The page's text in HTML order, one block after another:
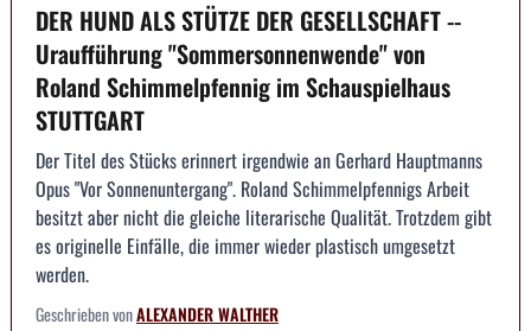
DER HUND ALS STÜTZE DER GESELLSCHAFT --
Uraufführung "Sommersonnenwende" von
Roland Schimmelpfennig im Schauspielhaus
STUTTGART
Der Titel des Stücks erinnert irgendwie an Gerhard Hauptmanns
Opus "Vor Sonnenuntergang". Roland Schimmelpfennigs Arbeit
besitzt aber nicht die gleiche literarische Qualität. Trotzdem gibt
es originelle Einfälle, die immer wieder plastisch umgesetzt
werden.
Geschrieben vonALEXANDER WALTHER